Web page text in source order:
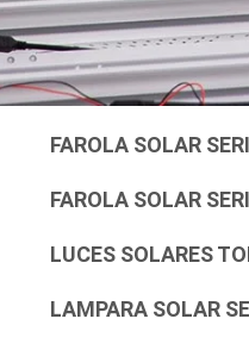
FAROLA SOLAR
FAROLA SOLAR
LUCES SOLARES
LAMPARA SOLAR